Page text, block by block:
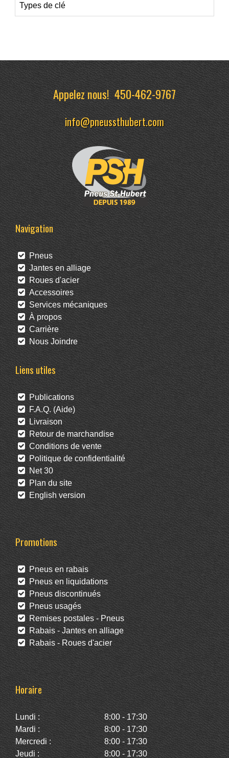
Types de clé
Appelez nous!450-462-9767
info@pneussthubert.com
Navigation
Pneus
Jantes en alliage
Roues d'acier
Accessoires
Services mécaniques
À propos
Carrière
Nous Joindre
Liens utiles
Publications
F.A.Q. (Aide)
Livraison
Retour de marchandise
Conditions de vente
Politique de confidentialité
Net 30
Plan du site
English version
Promotions
Pneus en rabais
Pneus en liquidations
Pneus discontinués
Pneus usagés
Remises postales - Pneus
Rabais - Jantes en alliage
Rabais - Roues d'acier
Horaire
Lundi :
8:00 - 17:30
Mardi :
8:00 - 17:30
Mercredi :
8:00 - 17:30
Jeudi :
8:00 - 17:30